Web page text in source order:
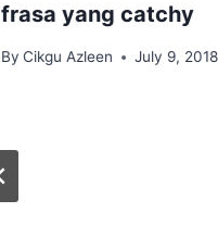
frasa yang catchy
By Cikgu Azleen July 9, 2018